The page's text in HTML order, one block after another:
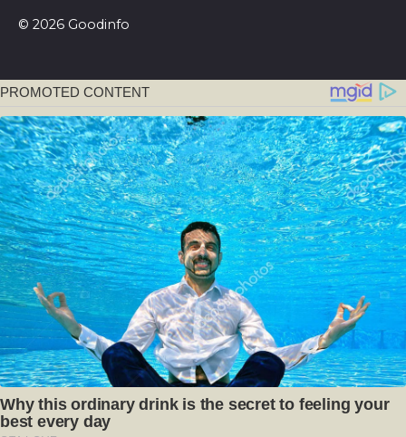
© 2026 Goodinfo